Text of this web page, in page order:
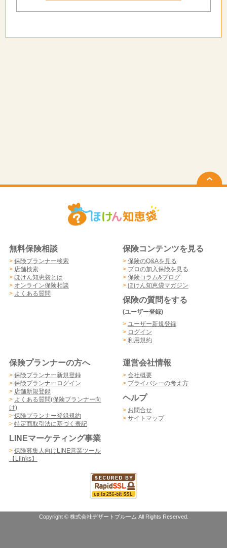
無料保険相談
> 保険プランナー検索
> 店舗検索
> ほけん知恵袋とは
> オンライン保険相談
> よくある質問
保険コンテンツを見る
> 保険のQ&Aを見る
> プロの加入保険を見る
> 保険コラム&ブログ
> ほけん知恵袋マガジン
保険の質問をする
(ユーザー登録)
> ユーザー新規登録
> ログイン
> 利用規約
保険プランナーの方へ
> 保険プランナー新規登録
> 保険プランナーログイン
> 店舗新規登録
> よくある質問(保険プランナー向
け)
> 保険プランナー登録規約
> 特定商取引法に基づく表記
LINEマーケティング事業
> 保険募集人向けLINE営業ツール
【Llinks】
運営会社情報
> 会社概要
> プライバシーの考え方
ヘルプ
> お問合せ
> サイトマップ
Copyright © 株式会社デザートブルーム All Rights Reserved.